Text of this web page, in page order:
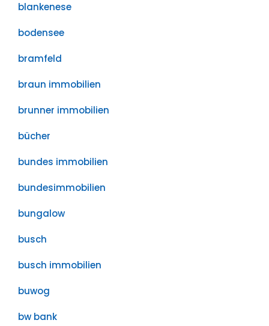
blankenese
bodensee
bramfeld
braun immobilien
brunner immobilien
bücher
bundes immobilien
bundesimmobilien
bungalow
busch
busch immobilien
buwog
bw bank